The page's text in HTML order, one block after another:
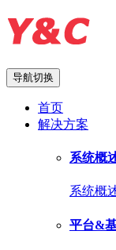
导航切换
首页
解决方案
系统概
系统概
平台&